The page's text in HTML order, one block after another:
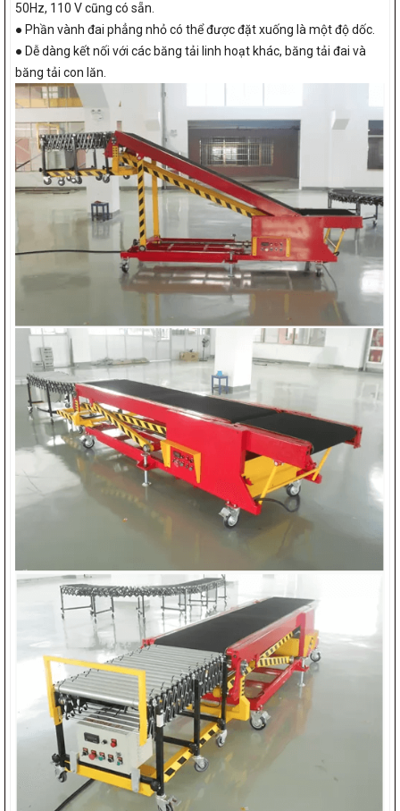
50Hz, 110 V cũng có sẵn.
● Phần vành đai phẳng nhỏ có thể được đặt xuống là một độ dốc.
● Dễ dàng kết nối với các băng tải linh hoạt khác, băng tải đai và
băng tải con lăn.